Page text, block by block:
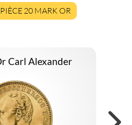
20 MARK OR
Carl Alexander